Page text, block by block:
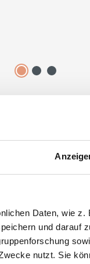
Daten, wie
und darauf
nutzt. Sie
angesehen
SALE